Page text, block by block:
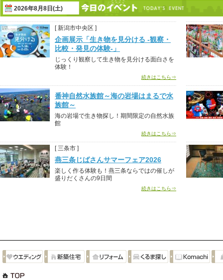
2026年8月8日(土)
[ 新潟市中央区 ]
企画展示「生き物を見分ける -観察・
比較・発見の体験-」
じっくり観察して生き物を見分ける面白さを
体験！
続きはこちら⇒
番神自然水族館～海の岩場はまるで水
族館～
海の岩場で生き物探し！期間限定の自然水族
館
続きはこちら⇒
[ 三条市 ]
燕三条じばさんサマーフェア2026
楽しく作る体験も！燕三条ならではの催しが
盛りだくさんの9日間
続きはこちら⇒